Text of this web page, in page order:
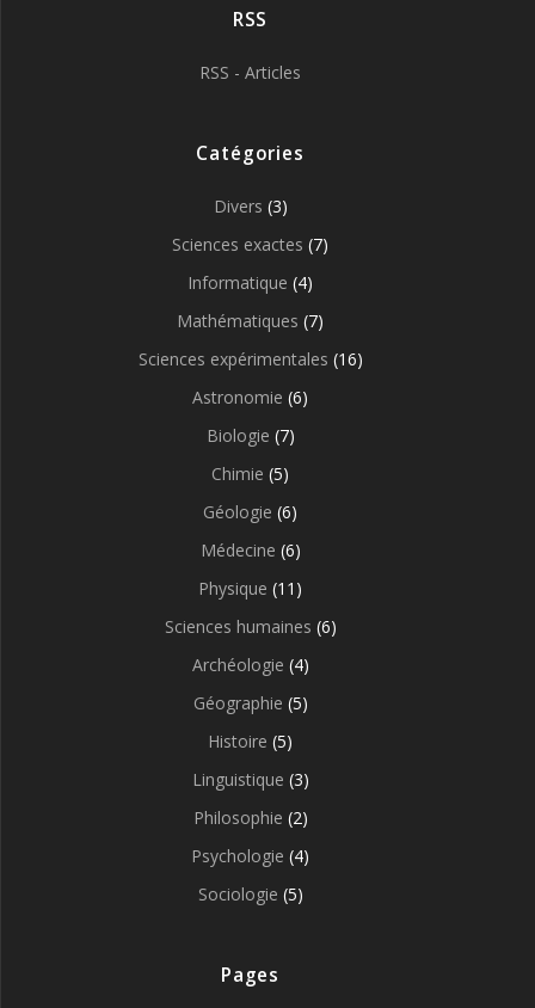
RSS
RSS - Articles
Catégories
Divers (3)
Sciences exactes (7)
Informatique (4)
Mathématiques (7)
Sciences expérimentales (16)
Astronomie (6)
Biologie (7)
Chimie (5)
Géologie (6)
Médecine (6)
Physique (11)
Sciences humaines (6)
Archéologie (4)
Géographie (5)
Histoire (5)
Linguistique (3)
Philosophie (2)
Psychologie (4)
Sociologie (5)
Pages